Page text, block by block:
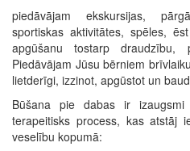
piedāvājam ekskursijas,
sportiskas aktivitātes, spēles,
apgūšanu tostarp draudzību,
Piedāvājam Jūsu bērniem
lietderīgi, izzinot, apgūstot un
Būšana pie dabas ir
terapeitisks process, kas atstāj
veselību kopumā: